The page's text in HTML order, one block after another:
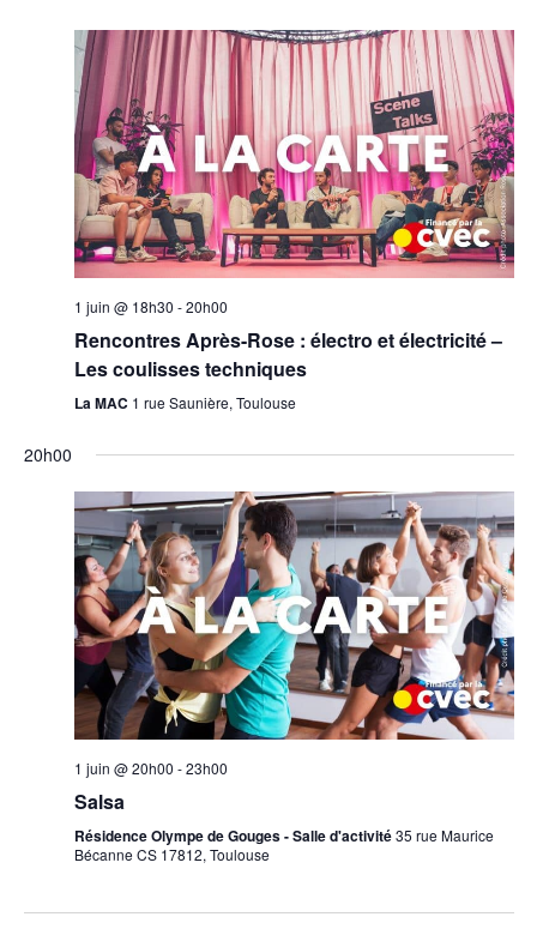
1 juin @ 18h30 -20h00
Rencontres Après-Rose : électro et électricité –
Les coulisses techniques
La MAC 1 rue Saunière, Toulouse
20h00
1 juin @ 20h00 -23h00
Salsa
Résidence Olympe de Gouges - Salle d'activité35 rue Maurice
Bécanne CS 17812, Toulouse
1h00
2h00
3h00
4h00
5h00
juin
1,
2026
juin
2,
2026
events
on
this
day.
juin
3,
2026
events
on
this
day.
juin
4,
2026
juin
5,
2026
juin
6,
2026
juin
2026
events
this
day.